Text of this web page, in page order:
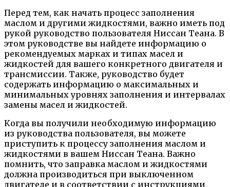
Перед тем, как начать процесс заполнения
маслом и другими жидкостями, важно иметь под
рукой руководство пользователя Ниссан Теана. В
этом руководстве вы найдете информацию о
рекомендуемых марках и типах масел и
жидкостей для вашего конкретного двигателя и
трансмиссии. Также, руководство будет
содержать информацию о максимальных и
минимальных уровнях заполнения и интервалах
замены масел и жидкостей.
Когда вы получили необходимую информацию
из руководства пользователя, вы можете
приступить к процессу заполнения маслом и
жидкостями в вашем Ниссан Теана. Важно
помнить, что заправка маслом и жидкостями
должна производиться при выключенном
двигателе и в соответствии с инструкциями,